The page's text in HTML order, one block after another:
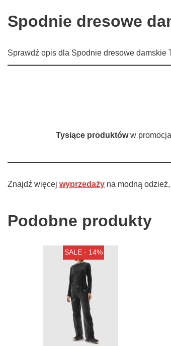
Spodnie dresowe
Sprawdź opis dla Spodnie dresowe damskie
Tysiące produktóww
Znajdź więcej wyprzedaży na modną odzież,
Podobne produkty
SALE - 14%